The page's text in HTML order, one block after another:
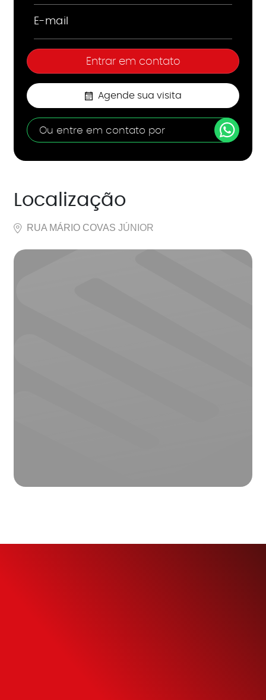
Agende sua visita
Ou entre em contato por
Localização
RUA MÁRIO COVAS JÚNIOR